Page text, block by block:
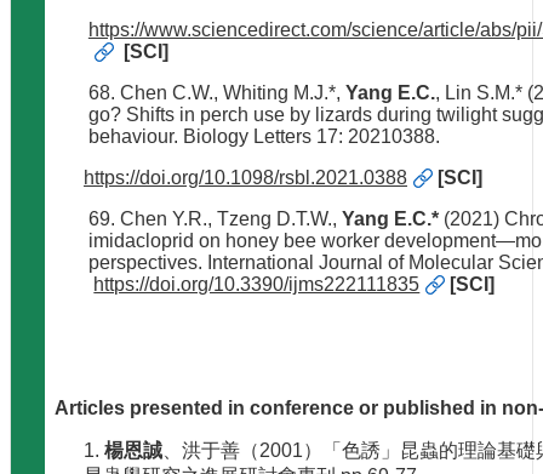
https://www.sciencedirect.com/science/article/abs/
[SCI]
68. Chen C.W., Whiting M.J.*,Yang E.C., Lin S.M.*
go? Shifts in perch use by lizards during twilight
behaviour. Biology Letters 17: 20210388.
https://doi.org/10.1098/rsbl.2021.0388
[SCI]
69. Chen Y.R., Tzeng D.T.W.,Yang E.C.* (2021)
imidacloprid on honey bee worker
perspectives. International Journal of Molecular
https://doi.org/10.3390/ijms222111835
[SCI]
Articles presented in conference or published in
1. 楊恩誠 、洪于善（2001）「色誘」昆蟲的理論基